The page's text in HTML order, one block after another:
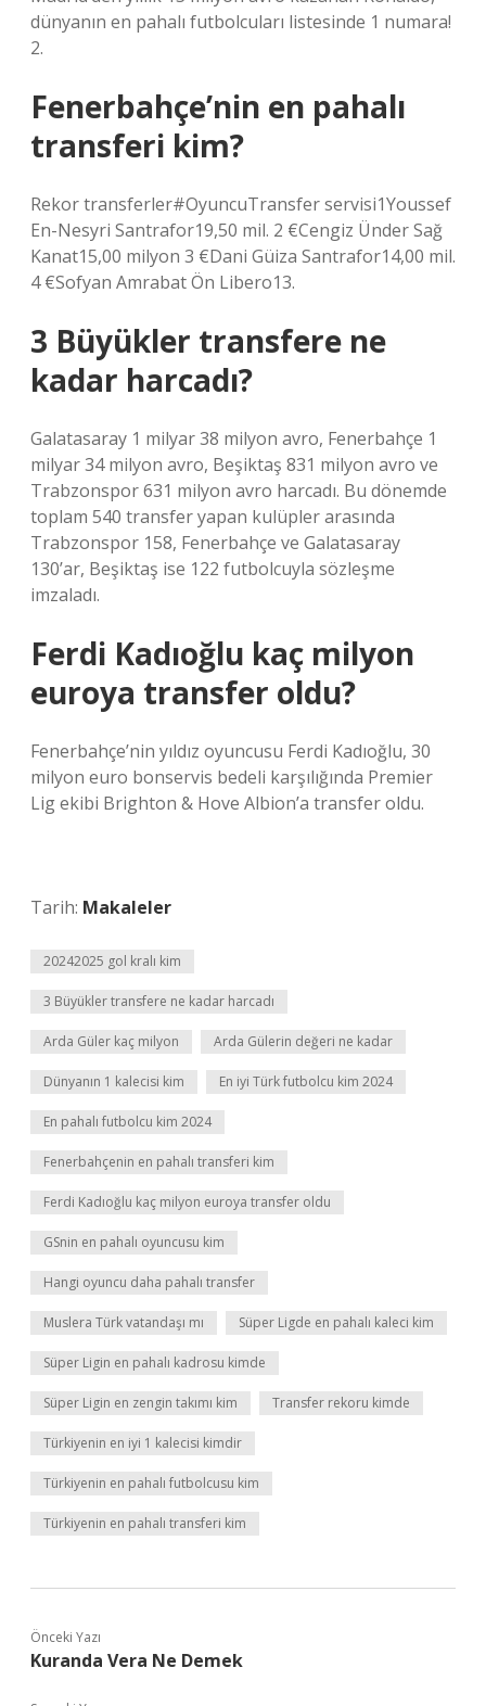
dünyanın en pahalı futbolcuları listesinde 1 numara!
2.
Fenerbahçe’nin en pahalı
transferi kim?
Rekor transferler#OyuncuTransfer servisi1Youssef
En-Nesyri Santrafor19,50 mil. 2 €Cengiz Ünder Sağ
Kanat15,00 milyon 3 €Dani Güiza Santrafor14,00 mil.
4 €Sofyan Amrabat Ön Libero13.
3 Büyükler transfere ne
kadar harcadı?
Galatasaray 1 milyar 38 milyon avro, Fenerbahçe 1
milyar 34 milyon avro, Beşiktaş 831 milyon avro ve
Trabzonspor 631 milyon avro harcadı. Bu dönemde
toplam 540 transfer yapan kulüpler arasında
Trabzonspor 158, Fenerbahçe ve Galatasaray
130’ar, Beşiktaş ise 122 futbolcuyla sözleşme
imzaladı.
Ferdi Kadıoğlu kaç milyon
euroya transfer oldu?
Fenerbahçe’nin yıldız oyuncusu Ferdi Kadıoğlu, 30
milyon euro bonservis bedeli karşılığında Premier
Lig ekibi Brighton & Hove Albion’a transfer oldu.
Tarih: Makaleler
20242025 gol kralı kim
3 Büyükler transfere ne kadar harcadı
Arda Güler kaç milyon Arda Gülerin değeri ne kadar
Dünyanın 1 kalecisi kim En iyi Türk futbolcu kim 2024
En pahalı futbolcu kim 2024
Fenerbahçenin en pahalı transferi kim
Ferdi Kadıoğlu kaç milyon euroya transfer oldu
GSnin en pahalı oyuncusu kim
Hangi oyuncu daha pahalı transfer
Muslera Türk vatandaşı mı Süper Ligde en pahalı kaleci kim
Süper Ligin en pahalı kadrosu kimde
Süper Ligin en zengin takımı kim Transfer rekoru kimde
Türkiyenin en iyi 1 kalecisi kimdir
Türkiyenin en pahalı futbolcusu kim
Türkiyenin en pahalı transferi kim
Önceki Yazı
Kuranda Vera Ne Demek